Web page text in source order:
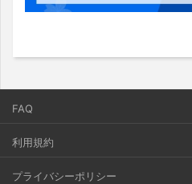
FAQ
利用規約
プライバシーポリシー